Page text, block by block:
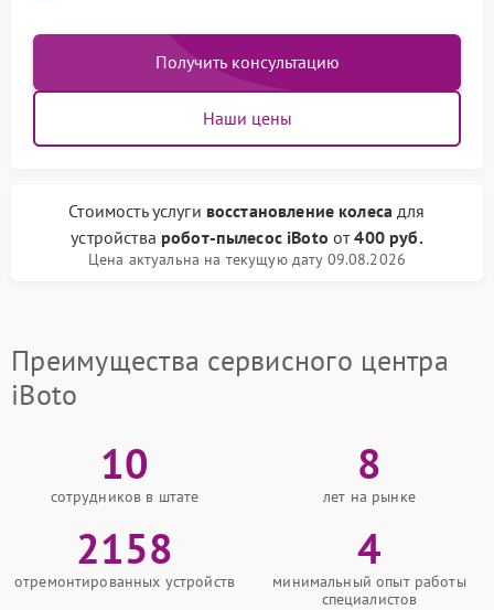
Получить консультацию
Наши цены
Стоимость услуги восстановление колеса для
устройства робот-пылесос iBoto от400 руб.
Цена актуальна на текущую дату 09.08.2026
Преимущества сервисного центра
iBoto
10
сотрудников в штате
8
лет на рынке
2158
отремонтированных устройств
4
минимальный опыт работы
специалистов